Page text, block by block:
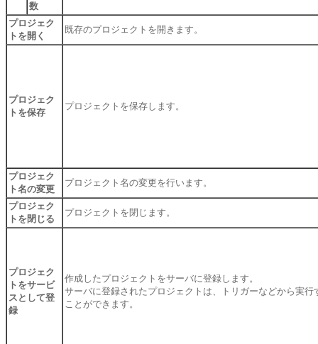
数
プロジェク
トを開く
既存のプロジェクトを開きます。
プロジェク
トを保存
プロジェクトを保存します。
プロジェク
ト名の変更
プロジェクト名の変更を行います。
プロジェク
トを閉じる
プロジェクトを閉じます。
プロジェク
トをサービ
スとして登
録
作成したプロジェクトをサーバに登録します。
サーバに登録されたプロジェクトは、トリガーなどから実行
ことができます。